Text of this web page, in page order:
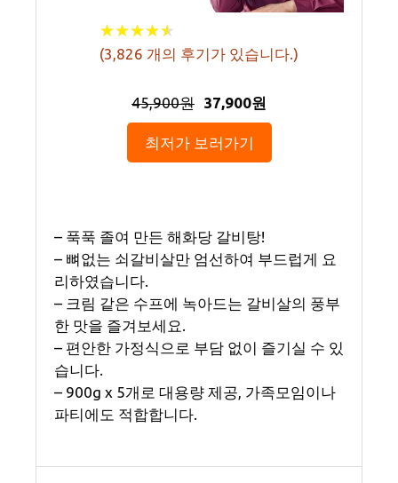
★★★★★
★★★★★
(3,826 개의 후기가 있습니다.)
45,900원 37,900원
최저가 보러가기
– 푹푹 졸여 만든 해화당 갈비탕!
– 뼈없는 쇠갈비살만 엄선하여 부드럽게 요
리하였습니다.
– 크림 같은 수프에 녹아드는 갈비살의 풍부
한 맛을 즐겨보세요.
– 편안한 가정식으로 부담 없이 즐기실 수 있
습니다.
– 900g x 5개로 대용량 제공, 가족모임이나
파티에도 적합합니다.